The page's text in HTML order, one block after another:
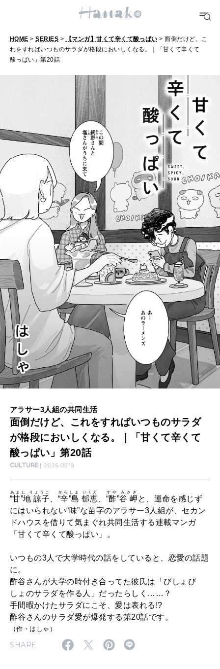
[12星座別] Monthly Love Holoscope
算命学がわかる今月のあなた
自分にやさしく
LEARN
MAMA
ママもいろいろ
SUSTAINABLE
わたしができること
CULTURE
自分を耕す
WORK&MONEY
いい人生って？
MAGAZINE
特集
2026年9月号「北海道 おいしく遊ぶ、夏のご褒美旅。」
2026年8月号『お茶の時間です。』
2026年7月号「鎌倉 ローカルが 教えてくれた 本当の歩き方。」
2026年5月号「“大好き”に出会いに。韓国」
2026年4月号「未来をつくる、学びの教科書。」
2026年2月号「良運を掴む 新・開運術。」
2026年1月号「猫がいれば、幸せ」
MAGAZINE MOOK
FOLLOW US!
面
倒
、
こ
れ
つ
も
の
サ
ラ
ダ
が
格
に
お
い
し
く
な
る
。
「
甘
く
て
辛
く
HOME >SERIES > 【マンガ】甘くて辛くて酸っぱい > 面倒だけど、こ
れをすればいつものサラダが格段においしくなる。｜「甘くて辛くて
酸っぱい」第20話
アラサー3人組の共同生活
面倒だけど、これをすればいつものサラダ
が格段においしくなる。｜「甘くて辛くて
酸っぱい」第20話
CULTURE 2026.05.18
“甘”地 諒子
あまじ りょうこ
“辛”島 郁恵
からしま いくえ
“酢”谷 岬
すや みさき
と、運命を感じず
にはいられない“味”な苗字のアラサー3人組が、セカン
ドハウスを借りて気まぐれ共同生活する連載マンガ
「甘くて辛くて酸っぱい」。
いつもの3人で大学時代の話をしていると、恋愛の話題
に。
酢谷さんが大学の時付き合ってた彼氏は「びしょび
しょのサラダを作る人」だったらしく……？
手間暇かけたサラダにこそ、愛は表れる!?
酢谷さんのサラダ愛が爆発する第20話です。
（作・はしゃ）
SHARE